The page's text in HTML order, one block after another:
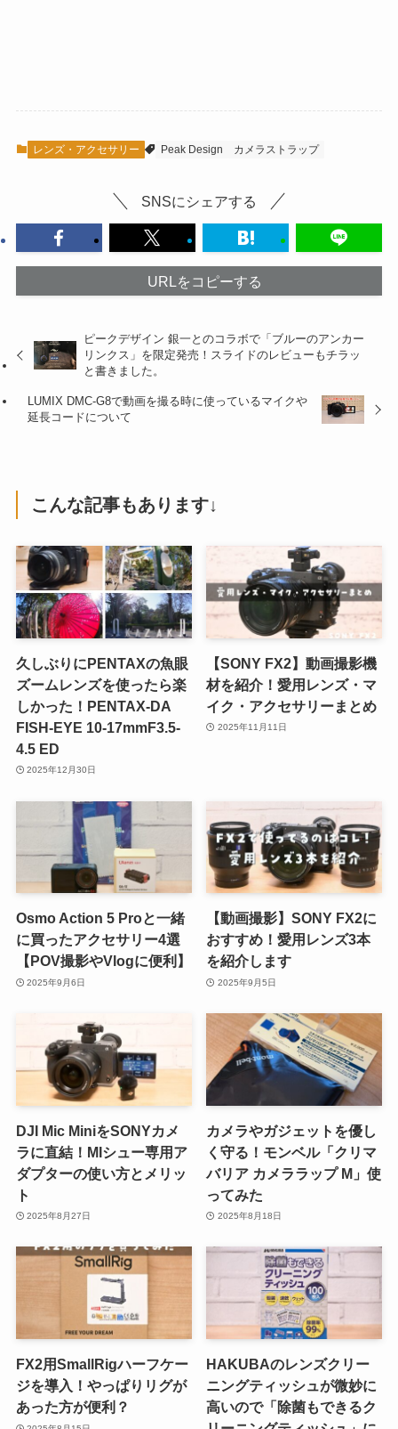
レンズ・アクセサリー Peak Design カメラストラップ
SNSにシェアする
URLをコピーする
ピークデザイン 銀一とのコラボで「ブルーのアンカー
リンクス」を限定発売！スライドのレビューもチラッ
と書きました。
LUMIX DMC-G8で動画を撮る時に使っているマイクや
延長コードについて
こんな記事もあります↓
久しぶりにPENTAXの魚眼
ズームレンズを使ったら楽
しかった！PENTAX-DA
FISH-EYE 10-17mmF3.5-
4.5 ED
2025年12月30日
【SONY FX2】動画撮影機
材を紹介！愛用レンズ・マ
イク・アクセサリーまとめ
2025年11月11日
Osmo Action 5 Proと一緒
に買ったアクセサリー4選
【POV撮影やVlogに便利】
2025年9月6日
【動画撮影】SONY FX2に
おすすめ！愛用レンズ3本
を紹介します
2025年9月5日
DJI Mic MiniをSONYカメ
ラに直結！MIシュー専用ア
ダプターの使い方とメリッ
ト
2025年8月27日
カメラやガジェットを優し
く守る！モンベル「クリマ
バリア カメララップ M」使
ってみた
2025年8月18日
FX2用SmallRigハーフケー
ジを導入！やっぱりリグが
あった方が便利？
HAKUBAのレンズクリー
ニングティッシュが微妙に
高いので「除菌もできるク